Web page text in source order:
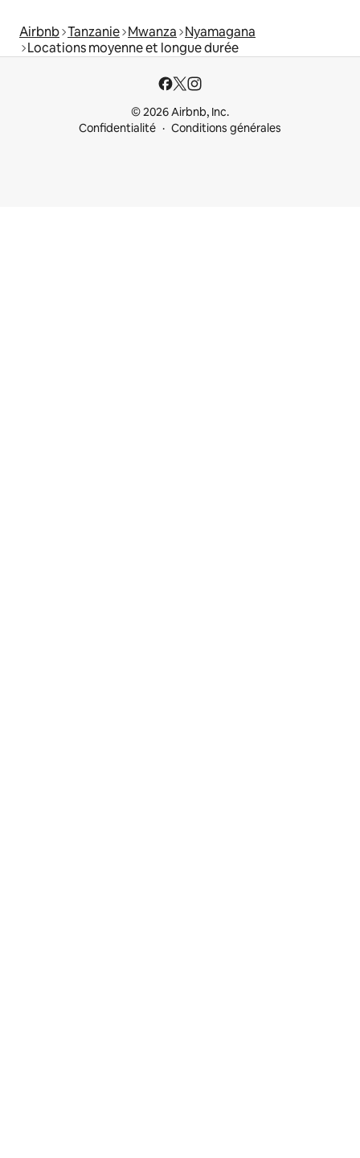
Airbnb Tanzanie Mwanza Nyamagana
Locations moyenne et longue durée
© 2026 Airbnb, Inc.
Confidentialité
Conditions générales